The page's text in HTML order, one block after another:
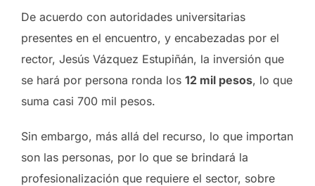
De acuerdo con autoridades universitarias
presentes en el encuentro, y encabezadas por el
rector, Jesús Vázquez Estupiñán, la inversión que
se hará por persona ronda los 12 mil pesos, lo que
suma casi 700 mil pesos.
Sin embargo, más allá del recurso, lo que importan
son las personas, por lo que se brindará la
profesionalización que requiere el sector, sobre